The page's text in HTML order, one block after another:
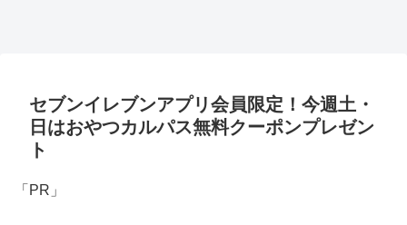
セブンイレブンアプリ会員限定！今週土・
日はおやつカルパス無料クーポンプレゼン
ト
「PR」